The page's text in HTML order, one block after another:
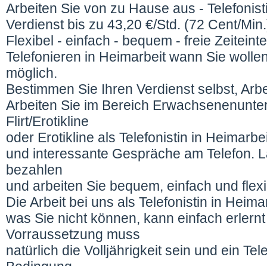
Arbeiten Sie von zu Hause aus -
Verdienst bis zu 43,20 €/Std. (72 Cent/
Flexibel - einfach - bequem - freie
Telefonieren in Heimarbeit wann Sie
möglich.
Bestimmen Sie Ihren Verdienst selbst,
Arbeiten Sie im Bereich
Flirt/Erotikline
oder Erotikline als Telefonistin in
und interessante Gespräche am Telefon.
bezahlen
und arbeiten Sie bequem, einfach und
Die Arbeit bei uns als Telefonistin in
was Sie nicht können, kann einfach
Vorraussetzung muss
natürlich die Volljährigkeit sein und ein